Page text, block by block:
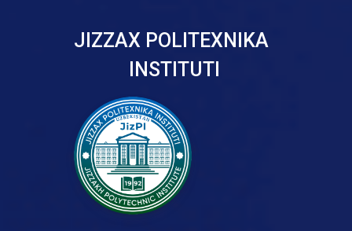
JIZZAX POLITEXNIKA
INSTITUTI